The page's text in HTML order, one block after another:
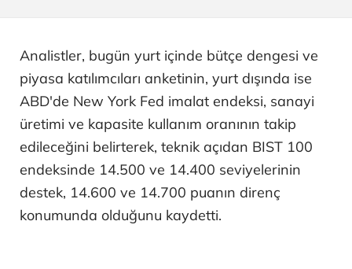
Analistler, bugün yurt içinde bütçe dengesi ve
piyasa katılımcıları anketinin, yurt dışında ise
ABD'de New York Fed imalat endeksi, sanayi
üretimi ve kapasite kullanım oranının takip
edileceğini belirterek, teknik açıdan BIST 100
endeksinde 14.500 ve 14.400 seviyelerinin
destek, 14.600 ve 14.700 puanın direnç
konumunda olduğunu kaydetti.